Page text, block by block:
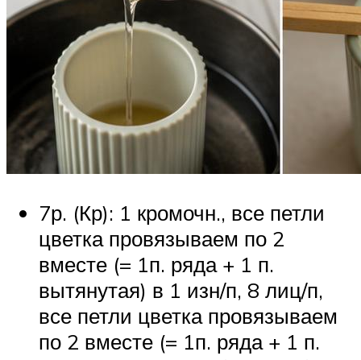
7р. (Кр): 1 кромочн., все петли
цветка провязываем по 2
вместе (= 1п. ряда + 1 п.
вытянутая) в 1 изн/п, 8 лиц/п,
все петли цветка провязываем
по 2 вместе (= 1п. ряда + 1 п.